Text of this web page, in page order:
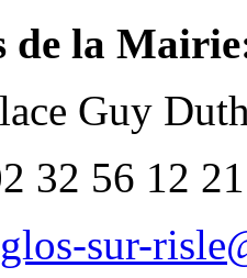
de la
Guy
32 56 12 21
sur-